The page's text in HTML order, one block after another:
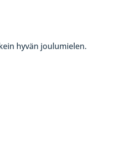
hyvän joulumielen.